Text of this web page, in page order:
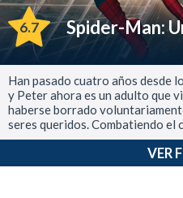
6.7 Spider-Man:
Han pasado cuatro años desde
y Peter ahora es un adulto que
haberse borrado
seres queridos. Combatiendo el
VER